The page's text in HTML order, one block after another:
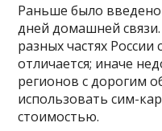
Раньше было
дней домашней связи.
разных частях России
отличается; иначе
регионов с дорогим
использовать сим-
стоимостью.